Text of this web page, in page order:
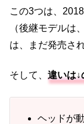
この3つは、
（後継モデルは
は、まだ発売さ
そして、 違いは↓
ヘッドが